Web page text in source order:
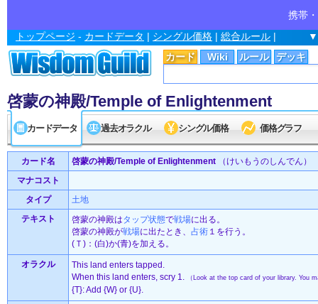
携帯
カード Wiki ルール デッキ
トップページ - カードデータ | シングル価格 | 総合ルール |
啓蒙の神殿/Temple of Enlightenment
カードデータ 過去オラクル シングル価格 価格グラフ
カード名 啓蒙の神殿/Temple of Enlightenment （けいもうのしんでん）
マナコスト
タイプ
土地
テキスト
啓蒙の神殿はタップ状態で戦場に出る。
啓蒙の神殿が戦場に出たとき、 占術 １を行う。
(Ｔ)：(白)か(青)を加える。
オラクル
This land enters tapped.
When this land enters, scry 1.
（Look at the top card of your library. You
{T}: Add {W} or {U}.